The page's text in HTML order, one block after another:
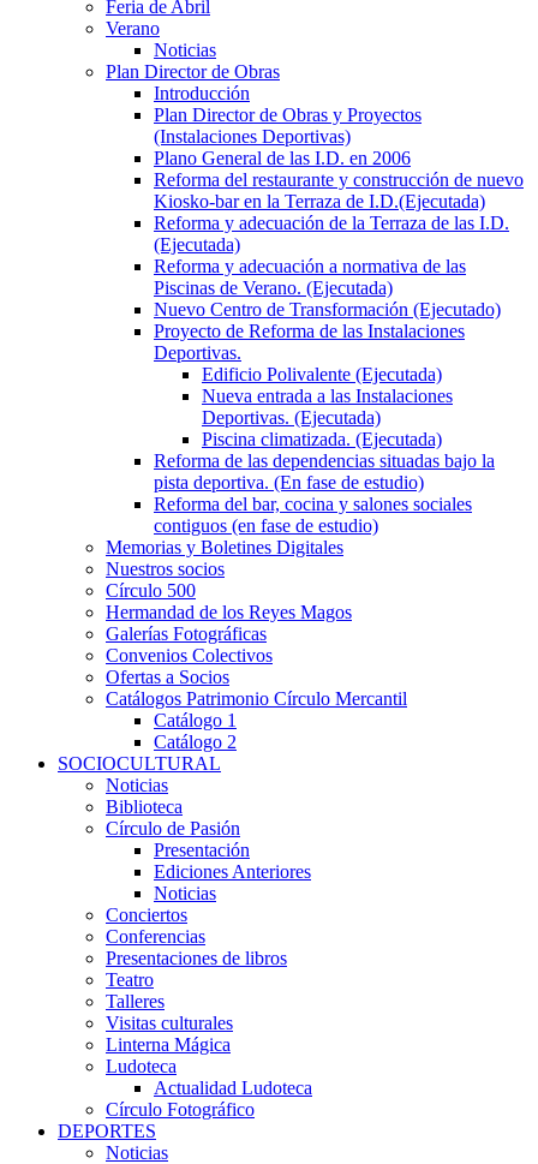
Feria de Abril
Verano
Noticias
Plan Director de Obras
Introducción
Plan Director de Obras y Proyectos
(Instalaciones Deportivas)
Plano General de las I.D. en 2006
Reforma del restaurante y construcción de nuevo
Kiosko-bar en la Terraza de I.D.(Ejecutada)
Reforma y adecuación de la Terraza de las I.D.
(Ejecutada)
Reforma y adecuación a normativa de las
Piscinas de Verano. (Ejecutada)
Nuevo Centro de Transformación (Ejecutado)
Proyecto de Reforma de las Instalaciones
Deportivas.
Edificio Polivalente (Ejecutada)
Nueva entrada a las Instalaciones
Deportivas. (Ejecutada)
Piscina climatizada. (Ejecutada)
Reforma de las dependencias situadas bajo la
pista deportiva. (En fase de estudio)
Reforma del bar, cocina y salones sociales
contiguos (en fase de estudio)
Memorias y Boletines Digitales
Nuestros socios
Círculo 500
Hermandad de los Reyes Magos
Galerías Fotográficas
Convenios Colectivos
Ofertas a Socios
Catálogos Patrimonio Círculo Mercantil
Catálogo 1
Catálogo 2
SOCIOCULTURAL
Noticias
Biblioteca
Círculo de Pasión
Presentación
Ediciones Anteriores
Noticias
Conciertos
Conferencias
Presentaciones de libros
Teatro
Talleres
Visitas culturales
Linterna Mágica
Ludoteca
Actualidad Ludoteca
Círculo Fotográfico
DEPORTES
Noticias